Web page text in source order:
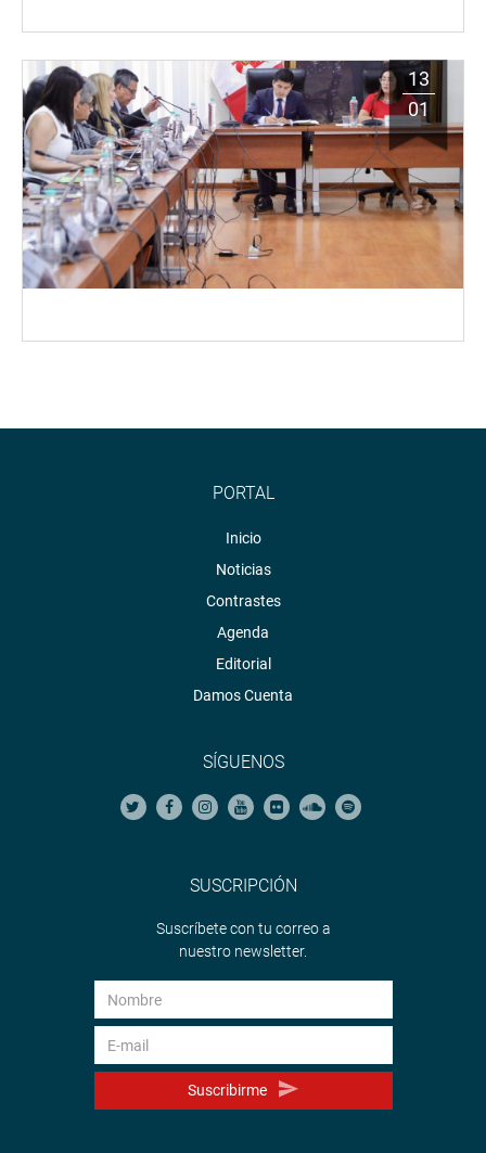
13
01
PORTAL
Inicio
Noticias
Contrastes
Agenda
Editorial
Damos Cuenta
SÍGUENOS
SUSCRIPCIÓN
Suscríbete con tu correo a
nuestro newsletter.
Suscribirme